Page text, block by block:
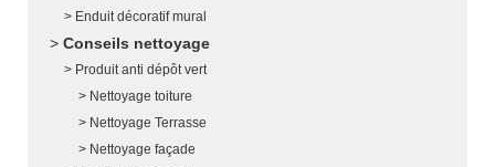
Enduit décoratif mural
Conseils nettoyage
Produit anti dépôt vert
Nettoyage toiture
Nettoyage Terrasse
Nettoyage façade